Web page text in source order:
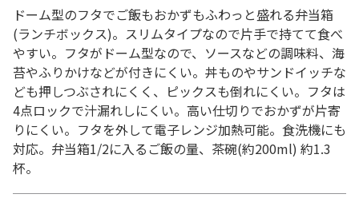
ドーム型のフタでご飯もおかずもふわっと盛れる弁当箱
(ランチボックス)。スリムタイプなので片手で持てて食べ
やすい。フタがドーム型なので、ソースなどの調味料、海
苔やふりかけなどが付きにくい。丼ものやサンドイッチな
ども押しつぶされにくく、ピックスも倒れにくい。フタは
4点ロックで汁漏れしにくい。高い仕切りでおかずが片寄
りにくい。フタを外して電子レンジ加熱可能。食洗機にも
対応。弁当箱1/2に入るご飯の量、茶碗(約200ml) 約1.3
杯。